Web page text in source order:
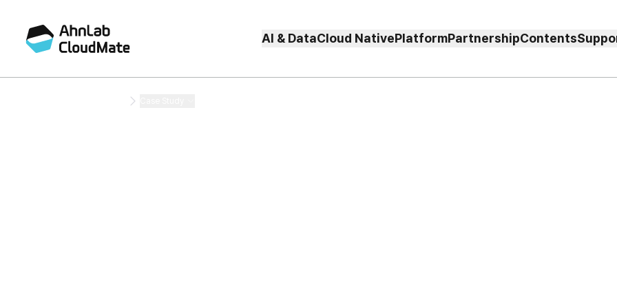
AI & DataCloud NativePlatformPartnershipContents